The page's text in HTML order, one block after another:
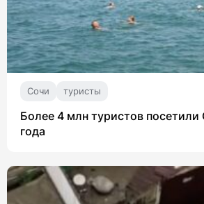
Сочи туристы
Более 4 млн туристов посетили
года